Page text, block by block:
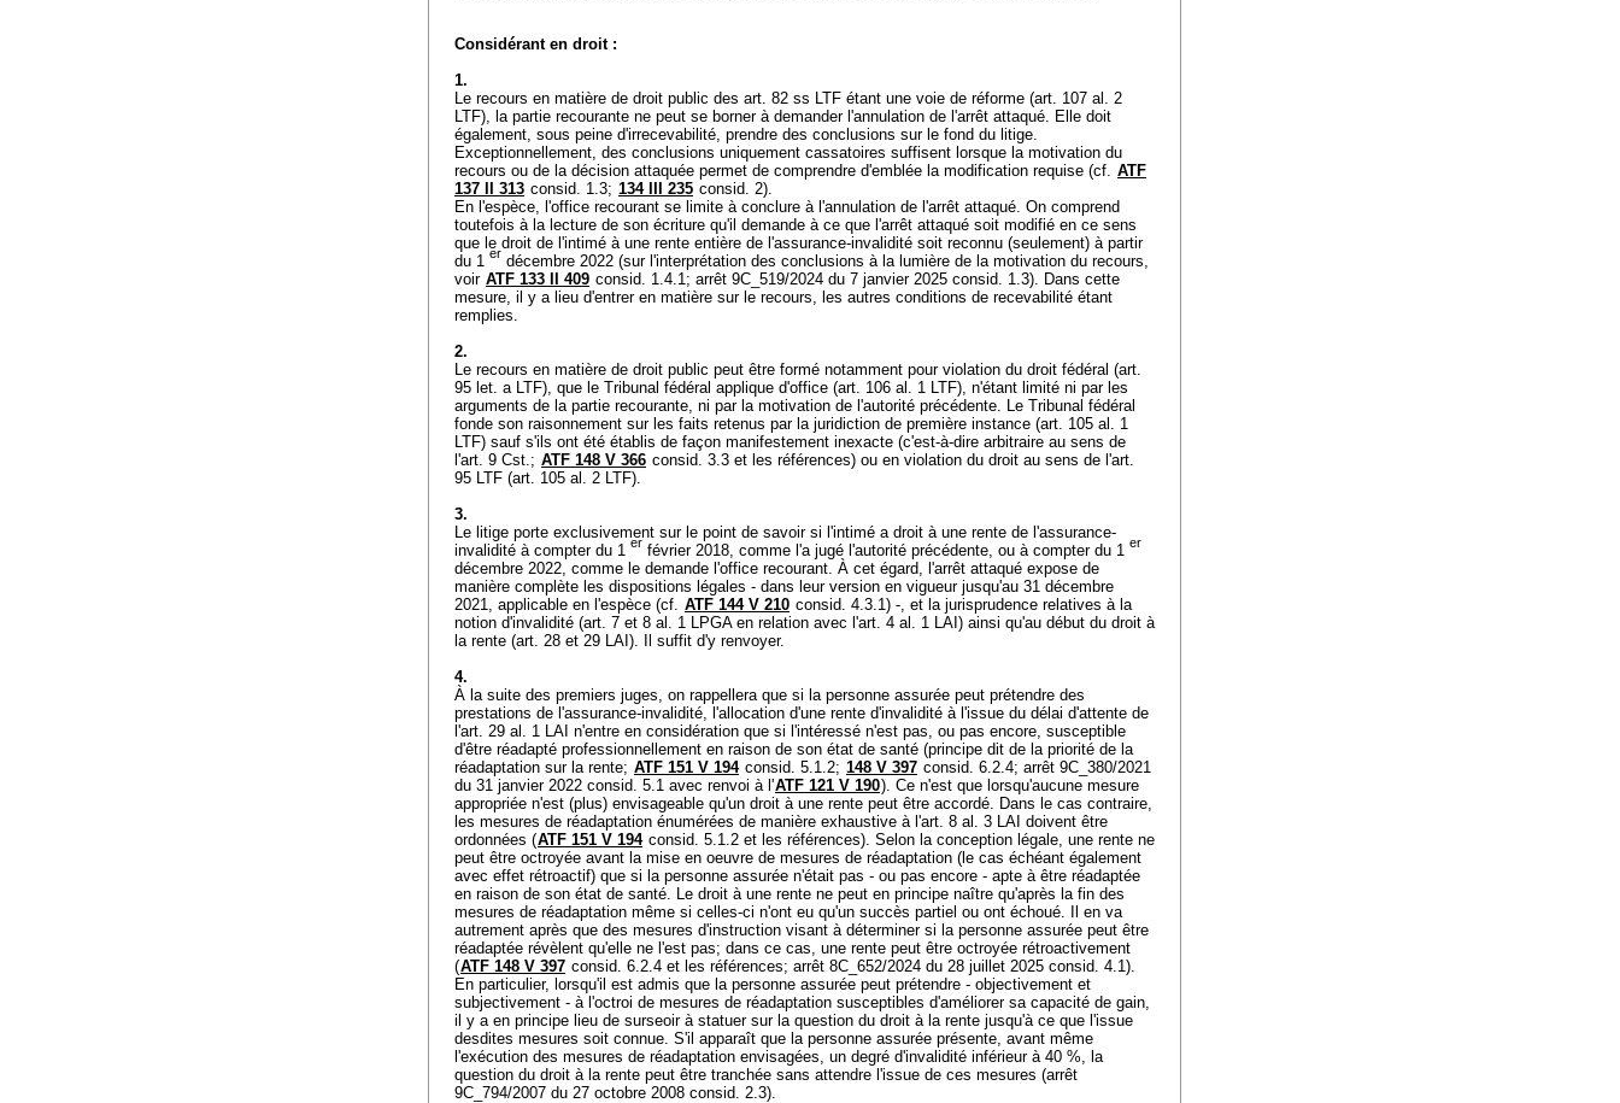
Considérant en droit :
1.
Le recours en matière de droit public des art. 82 ss LTF étant une voie de réforme (art. 107 al. 2
LTF), la partie recourante ne peut se borner à demander l'annulation de l'arrêt attaqué. Elle doit
également, sous peine d'irrecevabilité, prendre des conclusions sur le fond du litige.
Exceptionnellement, des conclusions uniquement cassatoires suffisent lorsque la motivation du
recours ou de la décision attaquée permet de comprendre d'emblée la modification requise (cf. ATF
137 II 313 consid. 1.3; 134 III 235 consid. 2).
En l'espèce, l'office recourant se limite à conclure à l'annulation de l'arrêt attaqué. On comprend
toutefois à la lecture de son écriture qu'il demande à ce que l'arrêt attaqué soit modifié en ce sens
que le droit de l'intimé à une rente entière de l'assurance-invalidité soit reconnu (seulement) à partir
du 1 er décembre 2022 (sur l'interprétation des conclusions à la lumière de la motivation du recours,
voir ATF 133 II 409 consid. 1.4.1; arrêt 9C_519/2024 du 7 janvier 2025 consid. 1.3). Dans cette
mesure, il y a lieu d'entrer en matière sur le recours, les autres conditions de recevabilité étant
remplies.
2.
Le recours en matière de droit public peut être formé notamment pour violation du droit fédéral (art.
95 let. a LTF), que le Tribunal fédéral applique d'office (art. 106 al. 1 LTF), n'étant limité ni par les
arguments de la partie recourante, ni par la motivation de l'autorité précédente. Le Tribunal fédéral
fonde son raisonnement sur les faits retenus par la juridiction de première instance (art. 105 al. 1
LTF) sauf s'ils ont été établis de façon manifestement inexacte (c'est-à-dire arbitraire au sens de
l'art. 9 Cst.; ATF 148 V 366 consid. 3.3 et les références) ou en violation du droit au sens de l'art.
95 LTF (art. 105 al. 2 LTF).
3.
Le litige porte exclusivement sur le point de savoir si l'intimé a droit à une rente de l'assurance-
invalidité à compter du 1 er février 2018, comme l'a jugé l'autorité précédente, ou à compter du 1 er
décembre 2022, comme le demande l'office recourant. À cet égard, l'arrêt attaqué expose de
manière complète les dispositions légales - dans leur version en vigueur jusqu'au 31 décembre
2021, applicable en l'espèce (cf. ATF 144 V 210 consid. 4.3.1) -, et la jurisprudence relatives à la
notion d'invalidité (art. 7 et 8 al. 1 LPGAen relation avec l'art. 4 al. 1 LAI ) ainsi qu'au début du droit à
la rente (art. 28 et 29 LAI ). Il suffit d'y renvoyer.
4.
À la suite des premiers juges, on rappellera que si la personne assurée peut prétendre des
prestations de l'assurance-invalidité, l'allocation d'une rente d'invalidité à l'issue du délai d'attente de
l'art. 29 al. 1 LAI n'entre en considération que si l'intéressé n'est pas, ou pas encore, susceptible
d'être réadapté professionnellement en raison de son état de santé (principe dit de la priorité de la
réadaptation sur la rente; ATF 151 V 194 consid. 5.1.2; 148 V 397 consid. 6.2.4; arrêt 9C_380/2021
du 31 janvier 2022 consid. 5.1 avec renvoi à l'ATF 121 V 190). Ce n'est que lorsqu'aucune mesure
appropriée n'est (plus) envisageable qu'un droit à une rente peut être accordé. Dans le cas contraire,
les mesures de réadaptation énumérées de manière exhaustive à l'art. 8 al. 3 LAI doivent être
ordonnées (ATF 151 V 194 consid. 5.1.2 et les références). Selon la conception légale, une rente ne
peut être octroyée avant la mise en oeuvre de mesures de réadaptation (le cas échéant également
avec effet rétroactif) que si la personne assurée n'était pas - ou pas encore - apte à être réadaptée
en raison de son état de santé. Le droit à une rente ne peut en principe naître qu'après la fin des
mesures de réadaptation même si celles-ci n'ont eu qu'un succès partiel ou ont échoué. Il en va
autrement après que des mesures d'instruction visant à déterminer si la personne assurée peut être
réadaptée révèlent qu'elle ne l'est pas; dans ce cas, une rente peut être octroyée rétroactivement
(ATF 148 V 397 consid. 6.2.4 et les références; arrêt 8C_652/2024 du 28 juillet 2025 consid. 4.1).
En particulier, lorsqu'il est admis que la personne assurée peut prétendre - objectivement et
subjectivement - à l'octroi de mesures de réadaptation susceptibles d'améliorer sa capacité de gain,
il y a en principe lieu de surseoir à statuer sur la question du droit à la rente jusqu'à ce que l'issue
desdites mesures soit connue. S'il apparaît que la personne assurée présente, avant même
l'exécution des mesures de réadaptation envisagées, un degré d'invalidité inférieur à 40 %, la
question du droit à la rente peut être tranchée sans attendre l'issue de ces mesures (arrêt
9C_794/2007 du 27 octobre 2008 consid. 2.3).